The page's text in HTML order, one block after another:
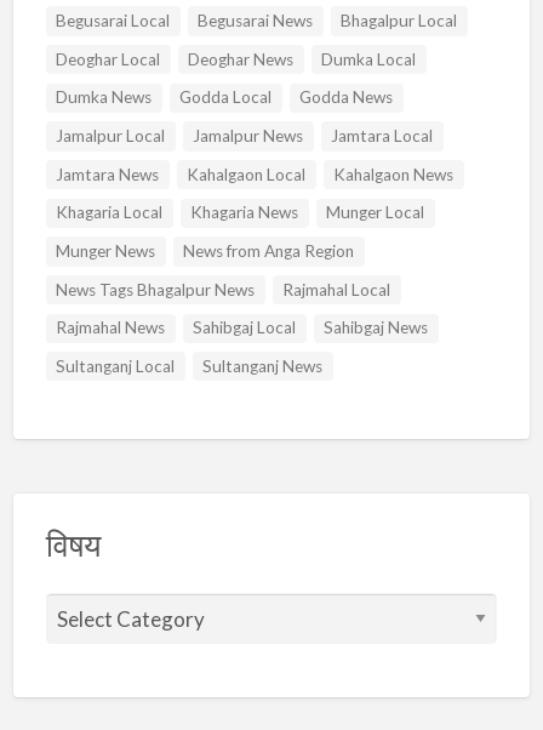
Begusarai Local
Begusarai News
Bhagalpur Local
Deoghar Local
Deoghar News
Dumka Local
Dumka News
Godda Local
Godda News
Jamalpur Local
Jamalpur News
Jamtara Local
Jamtara News
Kahalgaon Local
Kahalgaon News
Khagaria Local
Khagaria News
Munger Local
Munger News
News from Anga Region
News Tags Bhagalpur News
Rajmahal Local
Rajmahal News
Sahibgaj Local
Sahibgaj News
Sultanganj Local
Sultanganj News
विषय